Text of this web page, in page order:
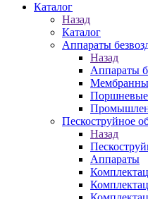
Каталог
Назад
Каталог
Аппараты
Назад
Аппараты
Поршневые
Пескоструйное
Назад
Аппараты